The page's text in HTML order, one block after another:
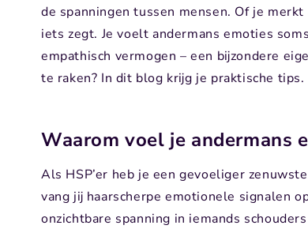
de spanningen tussen mensen. Of je
iets zegt. Je voelt andermans emoties
empathisch vermogen – een bijzondere
te raken? In dit blog krijg je praktische tips.
Waarom voel je andermans
Als HSP’er heb je een gevoeliger
vang jij haarscherpe emotionele signalen
onzichtbare spanning in iemands